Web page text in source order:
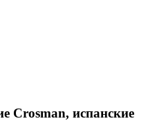
Crosman, испанские